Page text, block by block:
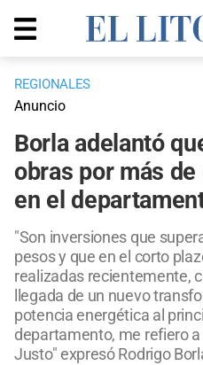
REGIONALES
Anuncio
Borla adelantó
obras por más
en el
"Son inversiones que
pesos y que en el corto
realizadas recientemente,
llegada de un nuevo
potencia energética al
departamento, me refiero
Justo" expresó Rodrigo